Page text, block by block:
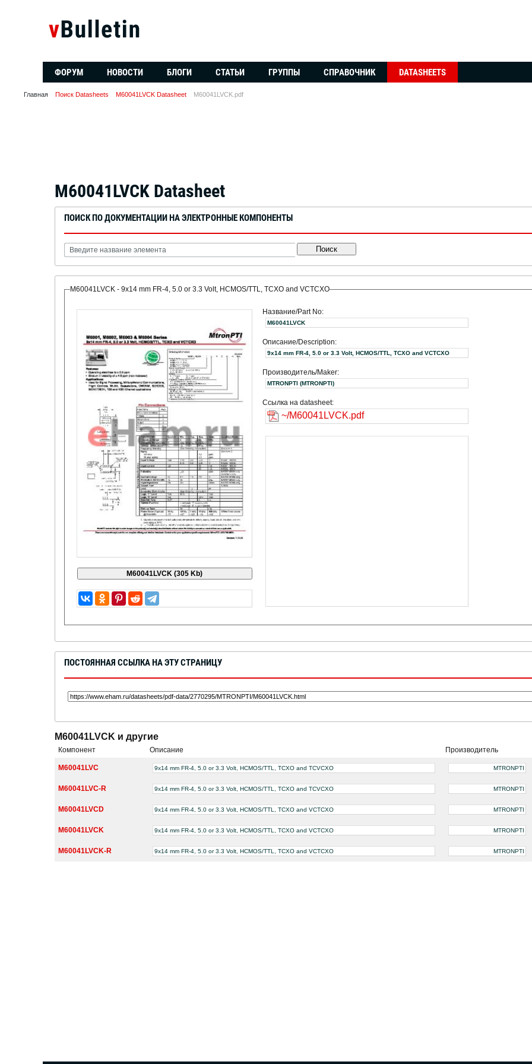
ФОРУМ НОВОСТИ БЛОГИ СТАТЬИ ГРУППЫ СПРАВОЧНИК DATASHEETS
Главная Поиск Datasheets M60041LVCK Datasheet M60041LVCK.pdf
M60041LVCK Datasheet
ПОИСК ПО ДОКУМЕНТАЦИИ НА ЭЛЕКТРОННЫЕ КОМПОНЕНТЫ
Поиск
M60041LVCK - 9x14 mm FR-4, 5.0 or 3.3 Volt, HCMOS/TTL, TCXO and VCTCXO
Название/Part No:
M60041LVCK
Описание/Description:
9x14 mm FR-4, 5.0 or 3.3 Volt, HCMOS/TTL, TCXO and VCTCXO
Производитель/Maker:
MTRONPTI (MTRONPTI)
Ссылка на datasheet:
~/M60041LVCK.pdf
ПОСТОЯННАЯ ССЫЛКА НА ЭТУ СТРАНИЦУ
M60041LVCK и другие
Компонент Описание Производитель
M60041LVC 9x14 mm FR-4, 5.0 or 3.3 Volt, HCMOS/TTL, TCXO and TCVCXO MTRONPTI
M60041LVC-R 9x14 mm FR-4, 5.0 or 3.3 Volt, HCMOS/TTL, TCXO and TCVCXO MTRONPTI
M60041LVCD 9x14 mm FR-4, 5.0 or 3.3 Volt, HCMOS/TTL, TCXO and VCTCXO MTRONPTI
M60041LVCK 9x14 mm FR-4, 5.0 or 3.3 Volt, HCMOS/TTL, TCXO and VCTCXO MTRONPTI
M60041LVCK-R 9x14 mm FR-4, 5.0 or 3.3 Volt, HCMOS/TTL, TCXO and VCTCXO MTRONPTI